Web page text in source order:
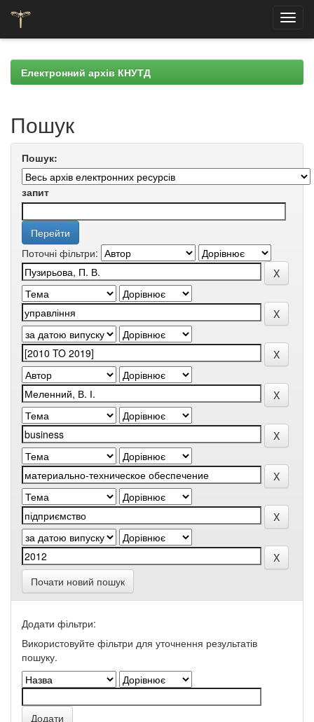
navigationЕлектронний архів КНУТД
Пошук
Пошук:
запит
Поточні фільтри:
Почати новий пошук
Додати фільтри:
Використовуйте фільтри для уточнення результатів
пошуку.